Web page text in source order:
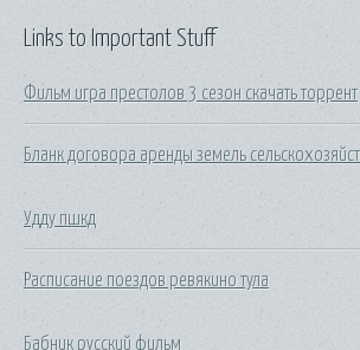
Links to Important Stuff
Фильм игра престолов 3 сезон скачать торрент
Бланк договора аренды земель
Удду пшкд
Расписание поездов ревякино тула
Бабник русский фильм